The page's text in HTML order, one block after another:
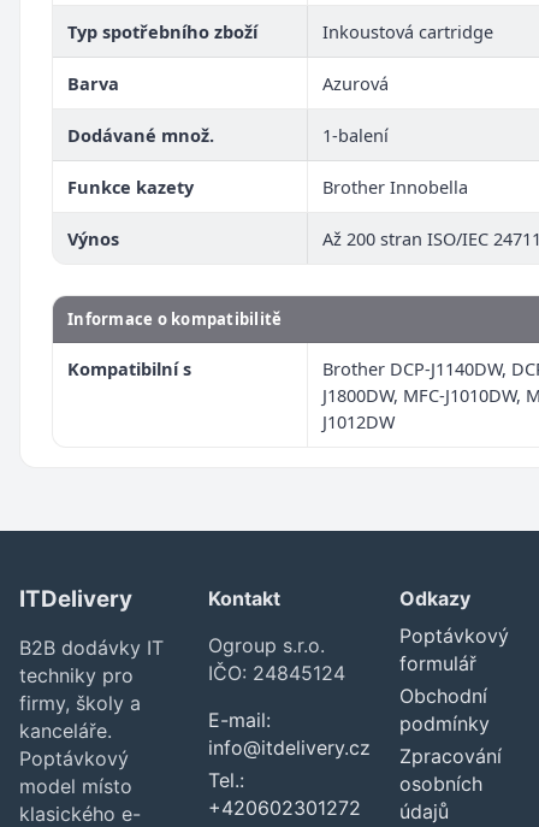
Typ spotřebního zboží Inkoustová cartridge
Barva Azurová
Dodávané množ. 1-balení
Funkce kazety Brother Innobella
Výnos Až 200 stran ISO/IEC
Informace o kompatibilitě
Kompatibilní s
Brother DCP-J1140DW,
J1800DW, MFC-J1010DW,
J1012DW
ITDelivery
B2B dodávky IT
techniky pro
firmy, školy a
kanceláře.
Poptávkový
model místo
klasického e-
Kontakt
Ogroup s.r.o.
IČO: 24845124
E-mail:
info@itdelivery.cz
Tel.:
+420602301272
Odkazy
Poptávkový
formulář
Obchodní
podmínky
Zpracování
osobních
údajů